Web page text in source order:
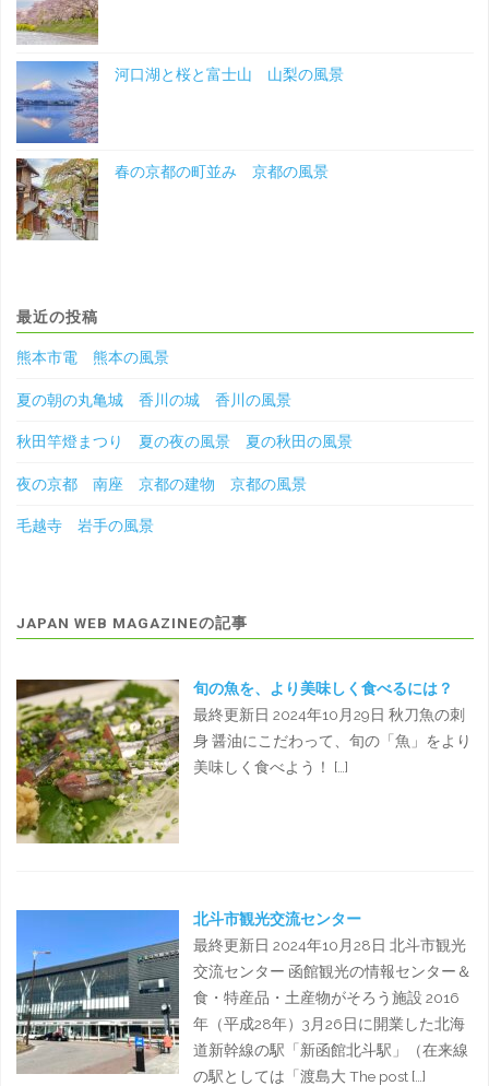
河口湖と桜と富士山 山梨の風景
春の京都の町並み 京都の風景
最近の投稿
熊本市電 熊本の風景
夏の朝の丸亀城 香川の城 香川の風景
秋田竿燈まつり 夏の夜の風景 夏の秋田の風景
夜の京都 南座 京都の建物 京都の風景
毛越寺 岩手の風景
JAPAN WEB MAGAZINEの記事
旬の魚を、より美味しく食べるには？
最終更新日 2024年10月29日 秋刀魚の刺
身 醤油にこだわって、旬の「魚」をより
美味しく食べよう！ […]
北斗市観光交流センター
最終更新日 2024年10月28日 北斗市観光
交流センター 函館観光の情報センター＆
食・特産品・土産物がそろう施設 2016
年（平成28年）3月26日に開業した北海
道新幹線の駅「新函館北斗駅」（在来線
の駅としては「渡島大 The post […]